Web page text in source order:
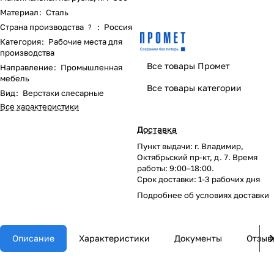
Материал: Сталь
Страна производства ? : Россия
Категория: Рабочие места для
производства
Направление: Промышленная
мебель
Вид: Верстаки слесарные
Все характеристики
Все товары Промет
Все товары категории
Доставка
Пункт выдачи: г. Владимир,
Октябрьский пр-кт, д. 7. Время
работы: 9:00–18:00.
Срок доставки: 1-3 рабочих дня
Подробнее обусловиях доставки
Описание Характеристики Документы